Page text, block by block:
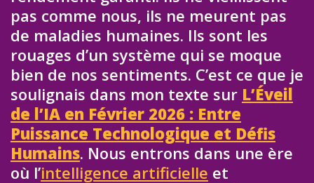
pas comme nous, ils ne meurent pas
de maladies humaines. Ils sont les
rouages d’un système qui se moque
bien de nos sentiments. C’est ce que je
soulignais dans mon texte sur L’Éveil
de l’IA en Février 2026 : Entre
Puissance Technologique et Défis
Humains. Nous entrons dans une ère
où l’intelligence artificielle et